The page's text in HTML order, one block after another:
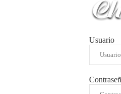
Usuario